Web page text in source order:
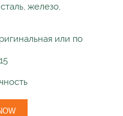
железо,
или по